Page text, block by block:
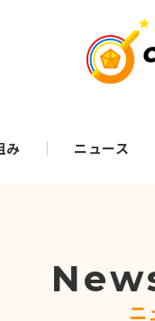
み ニュース
ニ